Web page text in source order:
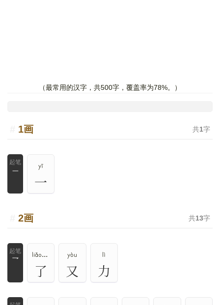
最常用的汉字，共500字，覆盖率为78%。
1画 共1字
一
yī
一
2画 共13字
乛
liǎo、le
了
yòu
又
lì
力